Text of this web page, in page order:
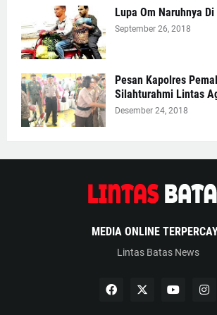
Lupa Om Naruhnya
September 26, 2018
Pesan Kapolres
Silahturahmi Lintas
Desember 24, 2018
MEDIA ONLINE
Lintas Batas News